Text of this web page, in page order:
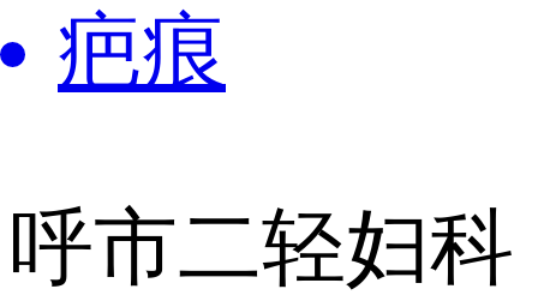
疤痕
呼市二轻妇科